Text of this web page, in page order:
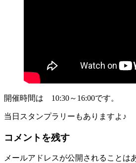
開催時間は 10:30～16:00です。
当日スタンプラリーもありますよ♪
コメントを残す
メールアドレスが公開されることは